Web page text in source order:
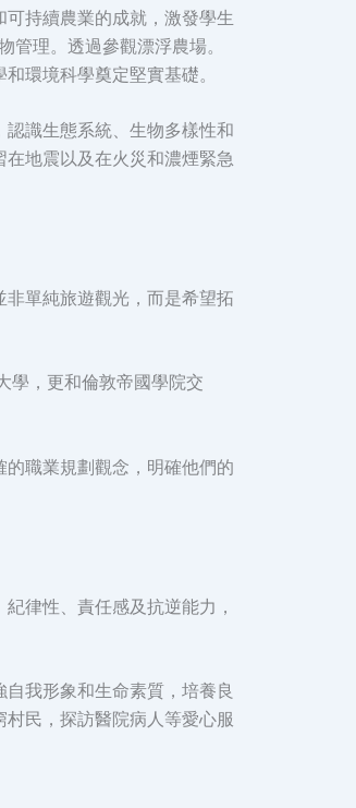
持續農業的成就，激發學生
理。透過參觀漂浮農場。
環境科學奠定堅實基礎。
識生態系統、生物多樣性和
地震以及在火災和濃煙緊急
單純旅遊觀光，而是希望拓
學，更和倫敦帝國學院交
職業規劃觀念，明確他們的
律性、責任感及抗逆能力，
我形象和生命素質，培養良
民，探訪醫院病人等愛心服